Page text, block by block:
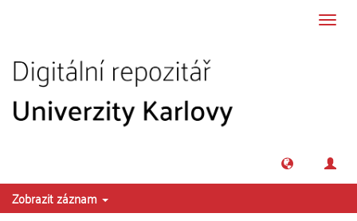
Zobrazit záznam